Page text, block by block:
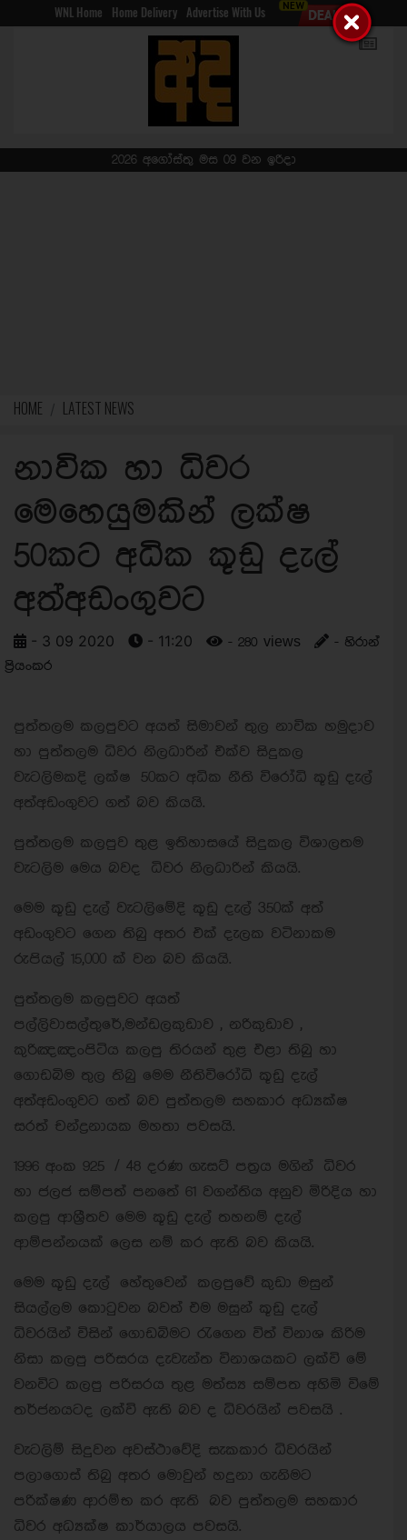
WNL Home Home Delivery Advertise With Us
2026 අගෝස්තු මස 09 වන ඉරිදා
HOME LATEST NEWS
නාවික හා ධිවර
මෙහෙයුමකින් ලක්ෂ
50කට අධික කූඩු දැල්
අත්අඩංගුවට
- 3 09 2020 - 11:20 - 280 views
- හිරාන්
ප්‍රියංකර
පුත්තලම කලපුවට අයත් සිමාවන් තුල නාවික හමුදාව
හා පුත්තලම ධිවර නිලධාරින් එක්ව සිදුකල
වැටලිමකදි ලක්ෂ 50කට අධික නීති විරෝධි කූඩු දැල්
අත්අඩංගුවට ගත් බව කියයි.
පුත්තලම කලපුව තුළ ඉතිහාසයේ සිදුකල විශාලතම
වැටලිම මෙය බවද ධිවර නිලධාරින් කියයි.
මෙම කූඩු දැල් වැටලිමේදි කූඩු දැල් 350ක් අත්
අඩංගුවට ගෙන තිබු අතර එක් දැලක වටිනාකම
රුපියල් 15,000 ක් වන බව කියයි.
පුත්තලම කලපුවට අයත්
පල්ලිවාසල්තුරේ,මන්ඩලකුඩාව , නරිකුඩාව ,
කුරිඤඤංපිටිය කලපු තිරයන් තුළ එළා තිබු හා
ගොඩබිම තුල තිබු මෙම නීතිවිරෝධි කූඩු දැල්
අත්අඩංගුවට ගත් බව පුත්තලම සහකාර අධ්‍යක්ෂ
සරත් චන්ද්‍රනායක මහතා පවසයි.
1996 අංක 925 / 48 දරණ ගැසට් පත්‍රය මගින් ධිවර
හා ජලජ සම්පත් පනතේ 61 වගන්තිය අනුව මිරිදිය හා
කලපු ආශ්‍රීතව මෙම කූඩු දැල් තහනම් දැල්
ආම්පන්නයක් ලෙස නම් කර ඇති බව කියයි.
මෙම කූඩු දැල් හේතුවෙන් කලපුවේ කුඩා මසුන්
සියල්ලම කොටුවන බවත් එම මසුන් කූඩු දැල්
ධිවරයින් විසින් ගොඩබිමට රැගෙන විත් විනාශ කිරිම
නිසා කලපු පරිසරය දැවැන්ත විනාශයකට ලක්වි මේ
වනවිට කලපු පරිසරය තුළ මත්ස්‍ය සම්පත අහිමි විමේ
තර්ජනයටද ලක්වි ඇති බව ද ධිවරයින් පවසයි .
වැටලිම් සිදුවන අවස්ථාවේදි සැකකාර ධිවරයින්
පලාගොස් තිබු අතර මොවුන් හදුනා ගැනිමට
පරික්ෂණ ආරම්භ කර ඇති බව පුත්තලම සහකාර
ධිවර අධ්‍යක්ෂ කාර්යාලය පවසයි.